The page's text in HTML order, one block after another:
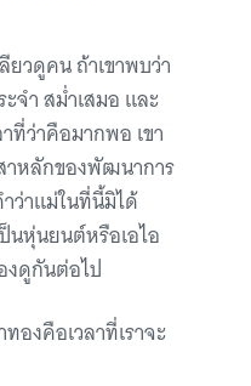
ยวดูคน ถ้าเขาพบว่า
จำ สม่ำเสมอ และ
ที่ว่าคือมากพอ เขา
าหลักของพัฒนาการ
ว่าแม่ในที่นี้มิได้
นหุ่นยนต์หรือเอไอ
งดูกันต่อไป
องคือเวลาที่เราจะ